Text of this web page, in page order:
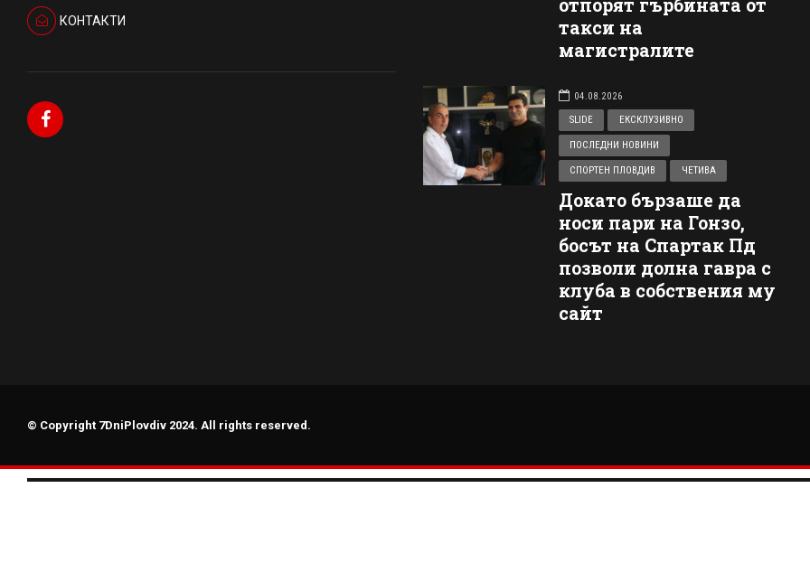
КОНТАКТИ
отпорят гърбината от
такси на
магистралите
04.08.2026
SLIDE
ЕКСКЛУЗИВНО
ПОСЛЕДНИ НОВИНИ
СПОРТЕН ПЛОВДИВ ЧЕТИВА
Докато бързаше да
носи пари на Гонзо,
босът на Спартак Пд
позволи долна гавра с
клуба в собствения му
сайт
© Copyright 7DniPlovdiv 2024. All rights reserved.